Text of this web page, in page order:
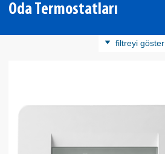
Oda Termostatları
filtreyi göster